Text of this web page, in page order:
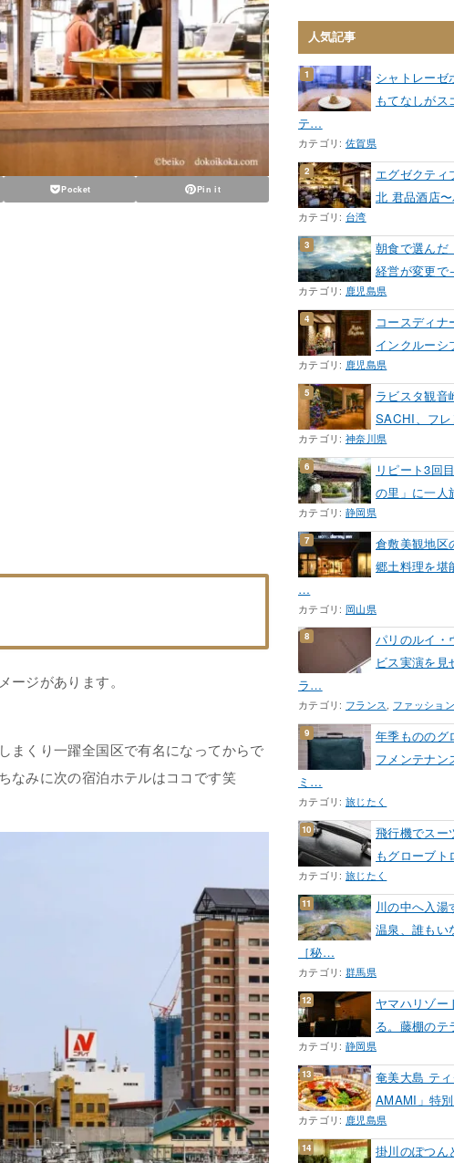
Pocket Pin it
ジがあります。
まくり一躍全国区で有名になってからで
なみに次の宿泊ホテルはココです笑
人気記事
シャトレーゼ
もてなしがス
テ…
カテゴリ: 佐賀県
エグゼクティ
北 君品酒店
カテゴリ: 台湾
朝食で選んだ
経営が変更
カテゴリ: 鹿児島県
コースディ
インクルー
カテゴリ: 鹿児島県
ラビスタ観音
SACHI、フ
カテゴリ: 神奈川県
リピート3回
の里」に一
カテゴリ: 静岡県
倉敷美観地区
郷土料理を堪
…
カテゴリ: 岡山県
パリのルイ・
ビス実演を見
ラ…
カテゴリ: フランス, ファッション
年季もののグ
フメンテナン
ミ…
カテゴリ: 旅じたく
飛行機でスー
もグローブト
カテゴリ: 旅じたく
川の中へ入
温泉、誰もい
［秘…
カテゴリ: 群馬県
ヤマハリゾー
る。藤棚の
カテゴリ: 静岡県
奄美大島 テ
AMAMI」特
カテゴリ: 鹿児島県
掛川のぽつん